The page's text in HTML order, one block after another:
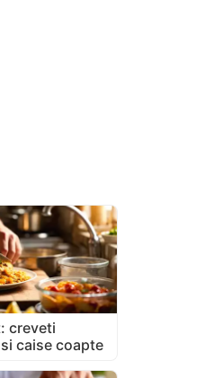
creveti
caise coapte